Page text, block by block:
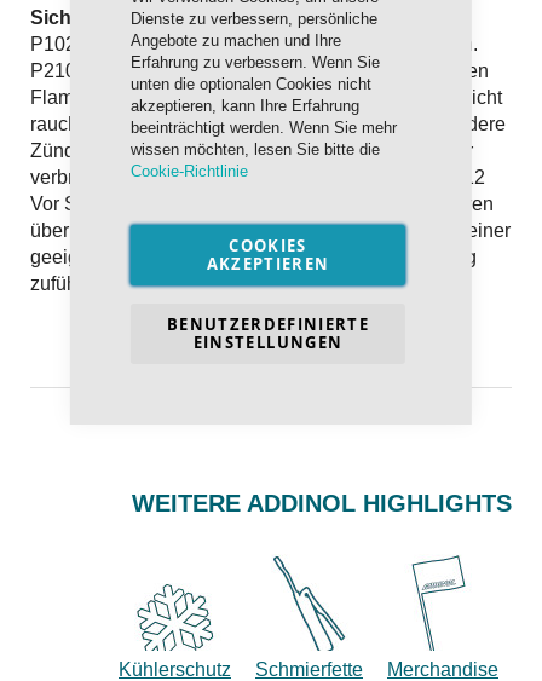
Dienste zu verbessern, persönliche
Angebote zu machen und Ihre
Erfahrung zu verbessern. Wenn Sie
unten die optionalen Cookies nicht
akzeptieren, kann Ihre Erfahrung
beeinträchtigt werden. Wenn Sie mehr
wissen möchten, lesen Sie bitte die
Cookie-Richtlinie
COOKIES
AKZEPTIEREN
BENUTZERDEFINIERTE
EINSTELLUNGEN
Sicherheitshinweise:
P102 Darf nicht in die Hände von Kindern gelangen.
P210 Vor Hitze, heißen Oberflächen, Funken, offenen
Flammen sowie anderen Zündquellen fernhalten. Nicht
rauchen. P211 Nicht gegen offene Flamme oder andere
Zündquelle sprühen. P251 Nicht durchstechen oder
verbrennen, auch nicht nach Gebrauch. P410 + P412
Vor Sonnenbestrahlung schützen. Nicht Temperaturen
über 50 °C/122 °F aussetzen. P501 Inhalt/Behälter einer
geeigneten Recycling- oder Entsorgungseinrichtung
zuführen.
WEITERE ADDINOL HIGHLIGHTS
Kühlerschutz Schmierfette Merchandise